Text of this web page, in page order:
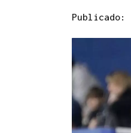
Publicado: